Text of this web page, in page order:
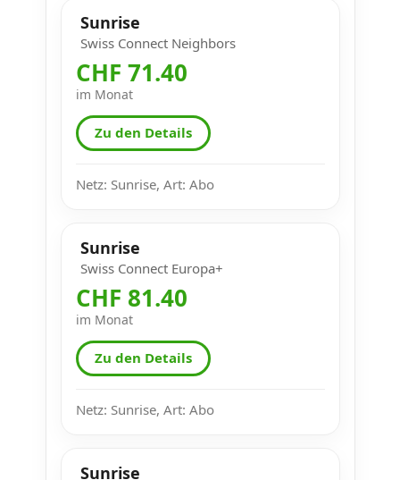
Sunrise
Swiss Connect Neighbors
CHF 71.40
im Monat
Zu den Details
Netz: Sunrise, Art: Abo
Sunrise
Swiss Connect Europa+
CHF 81.40
im Monat
Zu den Details
Netz: Sunrise, Art: Abo
Sunrise